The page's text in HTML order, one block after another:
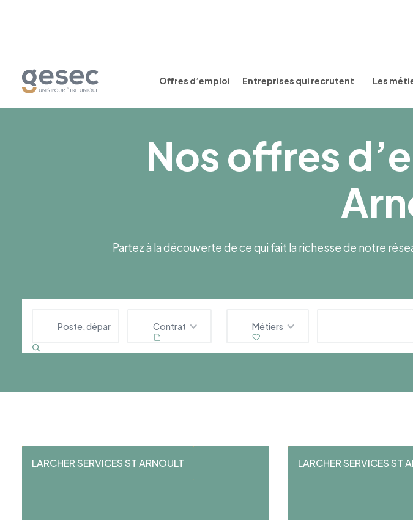
Offres d’emploi Entreprises qui recrutent Les
Nos offres
Partez à la découverte de ce qui fait la richesse de notre
Contrat Métiers
LARCHER SERVICES ST ARNOULT LARCHER SERVICES ST